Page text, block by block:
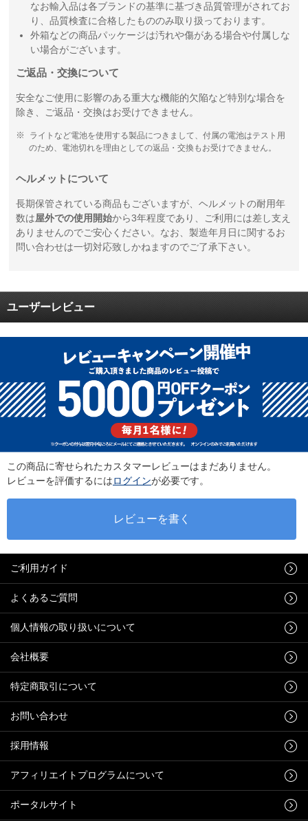
なお輸入品は各ブランドの基準に基づき品質管理がされてお
り、品質検査に合格したもののみ取り扱っております。
外箱などの商品パッケージは汚れや傷がある場合や付属しな
い場合がございます。
ご返品・交換について
安全なご使用に影響のある重大な機能的欠陥など特別な場合を
除き、ご返品・交換はお受けできません。
ライトなど電池を使用する製品につきまして、付属の電池はテスト用
のため、電池切れを理由としての返品・交換もお受けできません。
ヘルメットについて
長期保管されている商品もございますが、ヘルメットの耐用年
数は屋外での使用開始から3年程度であり、ご利用には差し支え
ありませんのでご安心ください。なお、製造年月日に関するお
問い合わせは一切対応致しかねますのでご了承下さい。
ユーザーレビュー
この商品に寄せられたカスタマーレビューはまだありません。
レビューを評価するにはログインが必要です。
ご利用ガイド
よくあるご質問
個人情報の取り扱いについて
会社概要
特定商取引について
お問い合わせ
採用情報
アフィリエイトプログラムについて
ポータルサイト